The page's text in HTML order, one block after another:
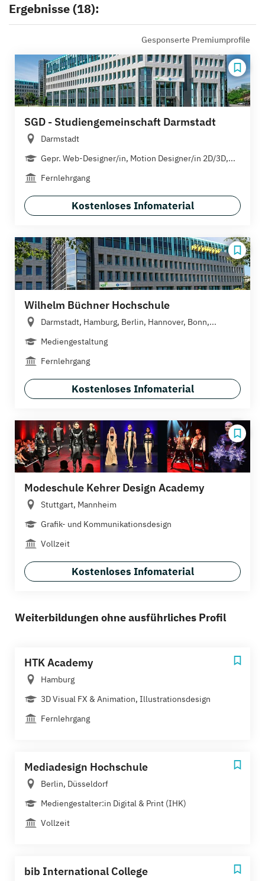
Ergebnisse (18):
Gesponserte Premiumprofile
SGD - Studiengemeinschaft Darmstadt
Darmstadt
Gepr. Web-Designer/in, Motion Designer/in 2D/3D,...
Fernlehrgang
Kostenloses Infomaterial
Wilhelm Büchner Hochschule
Darmstadt, Hamburg, Berlin, Hannover, Bonn,...
Mediengestaltung
Fernlehrgang
Kostenloses Infomaterial
Modeschule Kehrer Design Academy
Stuttgart, Mannheim
Grafik- und Kommunikationsdesign
Vollzeit
Kostenloses Infomaterial
Weiterbildungen ohne ausführliches Profil
HTK Academy
Hamburg
3D Visual FX & Animation, Illustrationsdesign
Fernlehrgang
Mediadesign Hochschule
Berlin, Düsseldorf
Mediengestalter:in Digital & Print (IHK)
Vollzeit
bib International College